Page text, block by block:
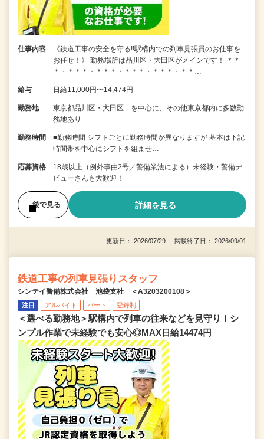
仕事内容
《鉄道工事の安全を守る!!駅構内での列車見張員のお仕事を
お任せ！》 勤務場所は品川区・大田区がメインです！ ＊＊
＊・＊＊＊・＊＊＊・＊＊＊・＊＊＊・＊＊…
給与 日給11,000円〜14,474円
勤務地
東京都品川区・大田区 を中心に、その他東京都内に多数勤
務地あり
勤務時間
■勤務時間 シフトごとに勤務時間が異なりますが 基本は下記
時間帯を中心にシフトを組ませ…
応募資格
18歳以上（例外事由2号／警備業法による）未経験・警備デ
ビューさんも大歓迎！
後で見る 詳細を見る
更新日： 2026/07/29 掲載終了日： 2026/09/01
鉄道工事の列車見張りスタッフ
シンテイ警備株式会社 池袋支社 ＜A3203200108＞
注目 アルバイト パート 登録制
＜選べる勤務地＞駅構内で列車の往来などを見守り！シ
ンプル作業で未経験でも安心◎MAX日給14474円